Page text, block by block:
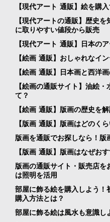
【現代アート 通販】絵を購
【現代アートの通販】歴史
に取りやすい値段から販売
【現代アート 通販】日本の
【絵画 通販】おしゃれなイ
【絵画 通販】日本画と西洋
【絵画の通販サイト】油絵
て？
【絵画 通販】版画の歴史を
【版画 通販】版画はどのく
版画を通販でお探しなら！版
【版画 通販】版画はなぜお
版画の通販サイト・販売店
は照明を活用
部屋に飾る絵を購入しよう！
購入方法とは？
部屋に飾る絵は風水も意識し